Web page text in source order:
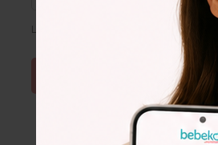
Lütfen e-posta adresinizi giriniz